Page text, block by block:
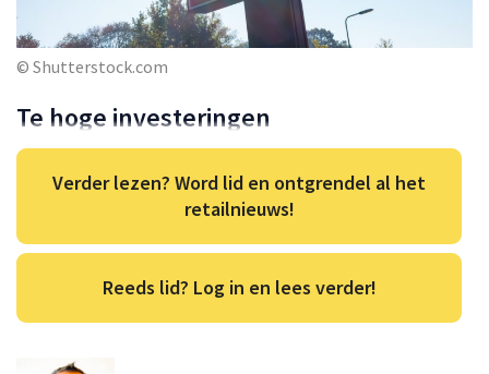
© Shutterstock.com
Te hoge investeringen
Verder lezen? Word lid en ontgrendel al het
retailnieuws!
Reeds lid? Log in en lees verder!